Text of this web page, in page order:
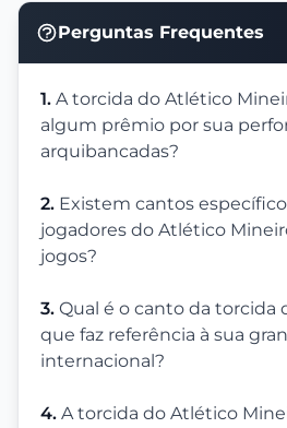
Perguntas Frequentes
1. A torcida do Atlético
algum prêmio por sua
arquibancadas?
2. Existem cantos
jogadores do Atlético
jogos?
3. Qual é o canto da torcida
que faz referência à sua
internacional?
4. A torcida do Atlético